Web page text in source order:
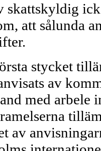
skattskyldig
att sålunda
stycket
av
med
av